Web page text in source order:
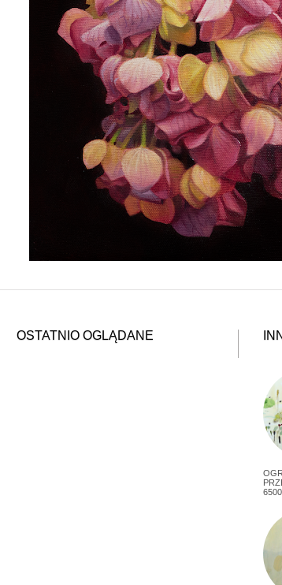
OSTATNIO OGLĄDANE